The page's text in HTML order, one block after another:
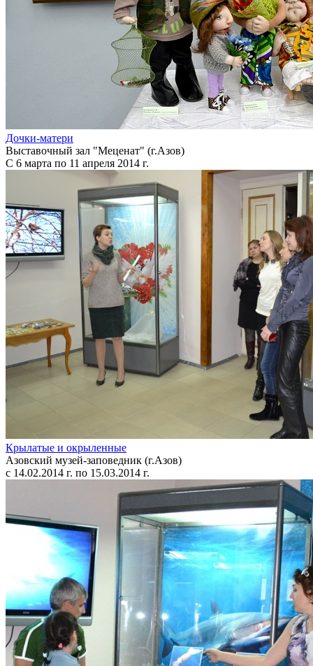
Дочки-матери
Выставочный зал "Меценат" (г.Азов)
С 6 марта по 11 апреля 2014 г.
Крылатые и окрыленные
Азовский музей-заповедник (г.Азов)
с 14.02.2014 г. по 15.03.2014 г.